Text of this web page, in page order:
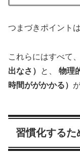
つまづきポイント
これらにはすべて
出なさ）
と、 物理
時間ががかかる）
習慣化するた